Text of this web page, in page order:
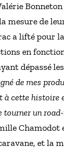
de
a lifté pour
en
dépassé
de mes
cette histoire
tourner un
et la